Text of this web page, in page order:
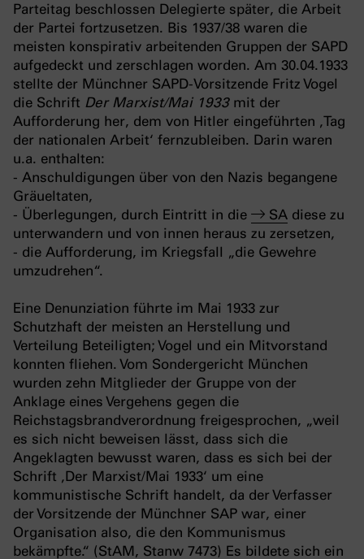
Parteitag beschlossen Delegierte später, die Arbeit
der Partei fortzusetzen. Bis 1937/38 waren die
meisten konspirativ arbeitenden Gruppen der SAPD
aufgedeckt und zerschlagen worden. Am 30.04.1933
stellte der Münchner SAPD-Vorsitzende Fritz Vogel
die Schrift Der Marxist/Mai 1933mit der
Aufforderung her, dem von Hitler eingeführten ‚Tag
der nationalen Arbeit‘ fernzubleiben. Darin waren
u.a. enthalten:
- Anschuldigungen über von den Nazis begangene
Gräueltaten,
- Überlegungen, durch Eintritt in die
SA diese zu
unterwandern und von innen heraus zu zersetzen,
- die Aufforderung, im Kriegsfall „die Gewehre
umzudrehen“.
Eine Denunziation führte im Mai 1933 zur
Schutzhaft der meisten an Herstellung und
Verteilung Beteiligten; Vogel und ein Mitvorstand
konnten fliehen. Vom Sondergericht München
wurden zehn Mitglieder der Gruppe von der
Anklage eines Vergehens gegen die
Reichstagsbrandverordnung freigesprochen, „weil
es sich nicht beweisen lässt, dass sich die
Angeklagten bewusst waren, dass es sich bei der
Schrift ‚Der Marxist/Mai 1933‘ um eine
kommunistische Schrift handelt, da der Verfasser
der Vorsitzende der Münchner SAP war, einer
Organisation also, die den Kommunismus
bekämpfte.“ (StAM, Stanw 7473) Es bildete sich ein